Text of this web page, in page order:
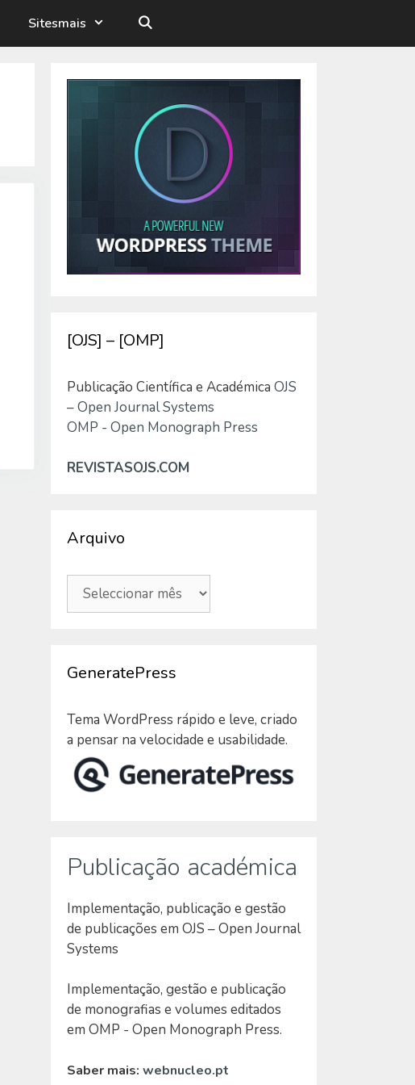
Sitesmais
[OJS] – [OMP]
Publicação Científica e Académica OJS
– Open Journal Systems
OMP - Open Monograph Press
REVISTASOJS.COM
Arquivo
Arquivo
GeneratePress
Tema WordPress rápido e leve, criado
a pensar na velocidade e usabilidade.
Publicação académica
Implementação, publicação e gestão
de publicações em OJS – Open Journal
Systems
Implementação, gestão e publicação
de monografias e volumes editados
em OMP - Open Monograph Press.
Saber mais: webnucleo.pt